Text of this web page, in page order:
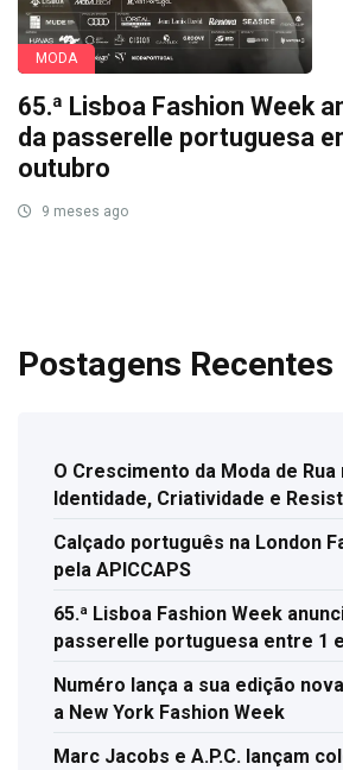
MODA
65.ª Lisboa Fashion Week
da passerelle portuguesa
outubro
9 meses ago
Postagens Recentes
O Crescimento da Moda de Rua
Identidade, Criatividade e
Calçado português na London
pela APICCAPS
65.ª Lisboa Fashion Week
passerelle portuguesa entre 1
Numéro lança a sua edição
a New York Fashion Week
Marc Jacobs e A.P.C. lançam